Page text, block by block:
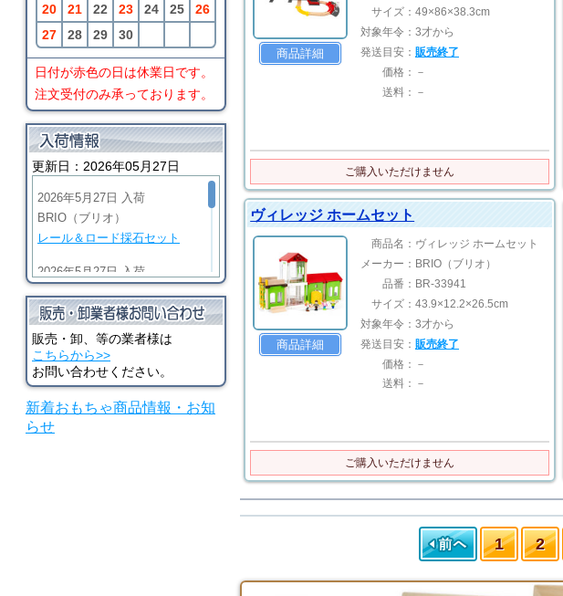
20
21 22 23 24 25
26
27
28 29 30
日付が赤色の日は休業日です。
注文受付のみ承っております。
更新日：2026年05月27日
2026年5月27日 入荷
BRIO（ブリオ）
レール＆ロード採石セット
2026年5月27日 入荷
ビッググリーンアクション機
関車
2026年5月27日 入荷
BRIO（ブリオ）
マイティゴールドアクション
機関車
販売・卸、等の業者様は
こちらから>>
お問い合わせください。
新着おもちゃ商品情報・お知
らせ
商品詳細
サイズ： 49×86×38.3cm
対象年令： 3才から
発送目安： 販売終了
価格： －
送料： －
ご購入いただけません
ヴィレッジ ホームセット
商品詳細
商品名： ヴィレッジ ホームセット
メーカー： BRIO（ブリオ）
品番： BR-33941
サイズ： 43.9×12.2×26.5cm
対象年令： 3才から
発送目安： 販売終了
価格： －
送料： －
ご購入いただけません
1 2